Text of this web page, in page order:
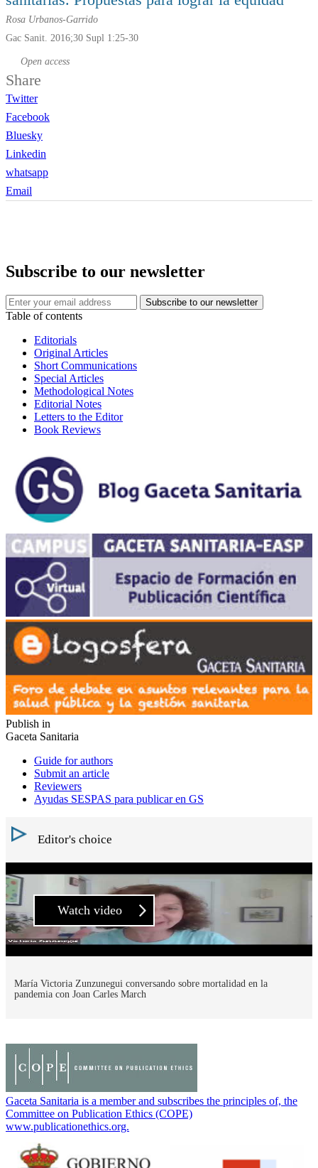
Rosa Urbanos-Garrido
Gac Sanit. 2016;30 Supl 1:25-30
Open access
Share
Twitter
Facebook
Bluesky
Linkedin
whatsapp
Email
Subscribe to our newsletter
Table of contents
Editorials
Original Articles
Short Communications
Special Articles
Methodological Notes
Editorial Notes
Letters to the Editor
Book Reviews
Publish in
Gaceta Sanitaria
Guide for authors
Submit an article
Reviewers
Ayudas SESPAS para publicar en GS
Editor's choice
Watch video
María Victoria Zunzunegui conversando sobre mortalidad en la
pandemia con Joan Carles March
Gaceta Sanitaria is a member and subscribes the principles of, the
Committee on Publication Ethics (COPE)
www.publicationethics.org.